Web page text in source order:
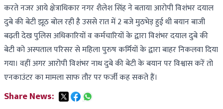
करते नजर आये क्षेत्राधिकार नगर शैलेश सिंह ने बताया आरोपी विशंभर दयाल
दुबे की बेटी झूठ बोल रही है उससे रात में 2 बजे मुठभेड़ हुई थी बयान बाजी
बढ़ती देख पुलिस अधिकारियों व कर्मचारियों के द्वारा विशंभर दयाल दुबे की
बेटी को अस्पताल परिसर से महिला पुरुष कर्मियों के द्वारा बाहर निकलवा दिया
गया। वहीं अगर आरोपी विशंभर नाथ दुबे की बेटी के बयान पर विश्वास करें तो
एनकाउंटर का मामला साफ तौर पर फर्जी कह सकते हैं।
Share News: